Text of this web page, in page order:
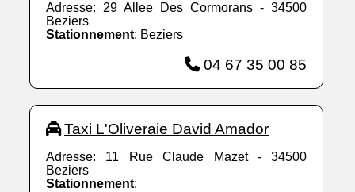
Adresse: 29 Allee Des Cormorans - 34500
Beziers
Stationnement: Beziers
04 67 35 00 85
Taxi L'Oliveraie David Amador
Adresse: 11 Rue Claude Mazet - 34500
Beziers
Stationnement: